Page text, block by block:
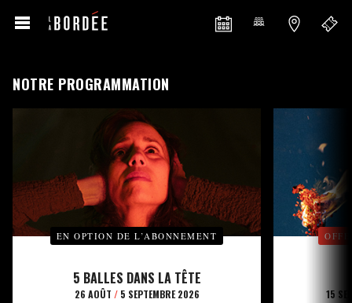
NOTRE PROGRAMMATION
EN OPTION DE L’ABONNEMENT
5 BALLES DANS LA TÊTE
26 AOÛT /5 SEPTEMBRE 2026 15